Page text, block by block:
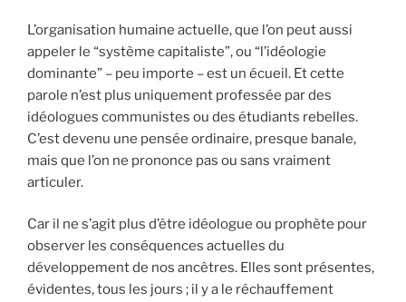
L’organisation humaine actuelle, que l’on peut aussi
appeler le “système capitaliste”, ou “l’idéologie
dominante” – peu importe – est un écueil. Et cette
parole n’est plus uniquement professée par des
idéologues communistes ou des étudiants rebelles.
C’est devenu une pensée ordinaire, presque banale,
mais que l’on ne prononce pas ou sans vraiment
articuler.
Car il ne s’agit plus d’être idéologue ou prophète pour
observer les conséquences actuelles du
développement de nos ancêtres. Elles sont présentes,
évidentes, tous les jours ; il y a le réchauffement